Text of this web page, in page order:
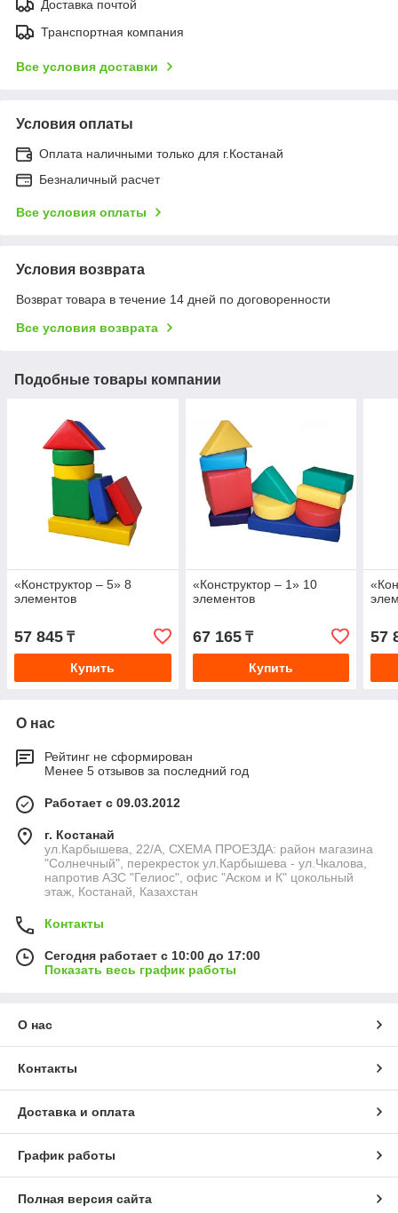
Доставка почтой
Транспортная компания
Все условия доставки
Условия оплаты
Оплата наличными только для г.Костанай
Безналичный расчет
Все условия оплаты
Условия возврата
Возврат товара в течение 14 дней по договоренности
Все условия возврата
Подобные товары компании
«Конструктор – 5» 8
элементов
57 845 ₸
Купить
«Конструктор – 1» 10
элементов
67 165₸
Купить
57
О нас
Рейтинг не сформирован
Менее 5 отзывов за последний год
Работает с 09.03.2012
г. Костанай
ул.Карбышева, 22/А, СХЕМА ПРОЕЗДА: район магазина
"Солнечный", перекресток ул.Карбышева - ул.Чкалова,
напротив АЗС "Гелиос", офис "Аском и К" цокольный
этаж, Костанай, Казахстан
Контакты
Сегодня работает с 10:00 до 17:00
Показать весь график работы
О нас
Контакты
Доставка и оплата
График работы
Полная версия сайта